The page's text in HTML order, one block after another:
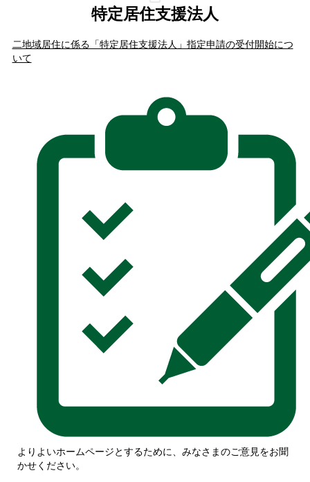
特定居住支援法人
二地域居住に係る「特定居住支援法人」指定申請の受付開始につ
いて
よりよいホームページとするために、みなさまのご意見をお聞
かせください。